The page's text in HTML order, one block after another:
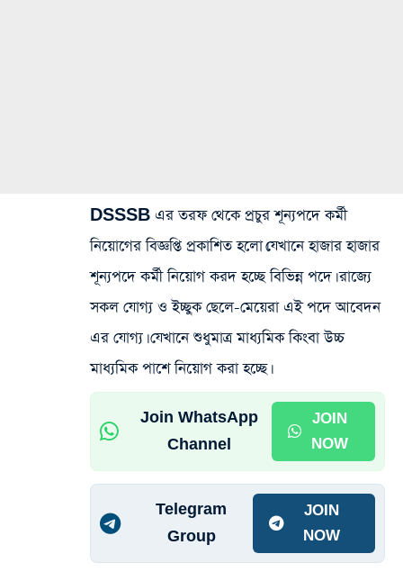
DSSSB এর তরফ থেকে প্রচুর শূন্যপদে কর্মী
নিয়োগের বিজ্ঞপ্তি প্রকাশিত হলো।যেখানে হাজার হাজার
শূন্যপদে কর্মী নিয়োগ করদ হচ্ছে বিভিন্ন পদে। রাজ্যে
সকল যোগ্য ও ইচ্ছুক ছেলে-মেয়েরা এই পদে আবেদন
এর যোগ্য। যেখানে শুধুমাত্র মাধ্যমিক কিংবা উচ্চ
মাধ্যমিক পাশে নিয়োগ করা হচ্ছে।
Join WhatsApp
Channel
JOIN
NOW
Telegram
Group
JOIN
NOW